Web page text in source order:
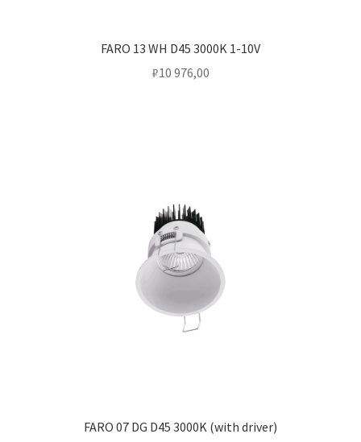
FARO 13 WH D45 3000K 1-10V
₽10 976,00
FARO 07 DG D45 3000K (with driver)